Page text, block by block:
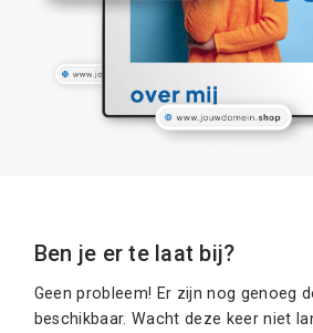
Ben je er te laat bij?
Geen probleem! Er zijn nog genoeg
beschikbaar. Wacht deze keer niet